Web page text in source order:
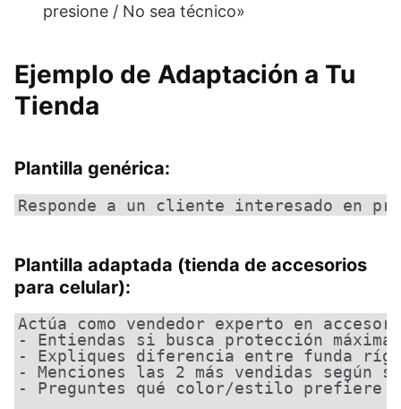
presione / No sea técnico»
Ejemplo de Adaptación a Tu
Tienda
Plantilla genérica:
Responde a un cliente interesado en
Plantilla adaptada (tienda de accesorios
para celular):
Actúa como vendedor experto en
- Entiendas si busca protección máxima
- Expliques diferencia entre funda
- Menciones las 2 más vendidas según
- Preguntes qué color/estilo prefiere